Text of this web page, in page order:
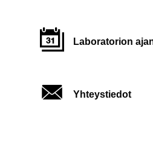
Laboratorion
Yhteystiedot